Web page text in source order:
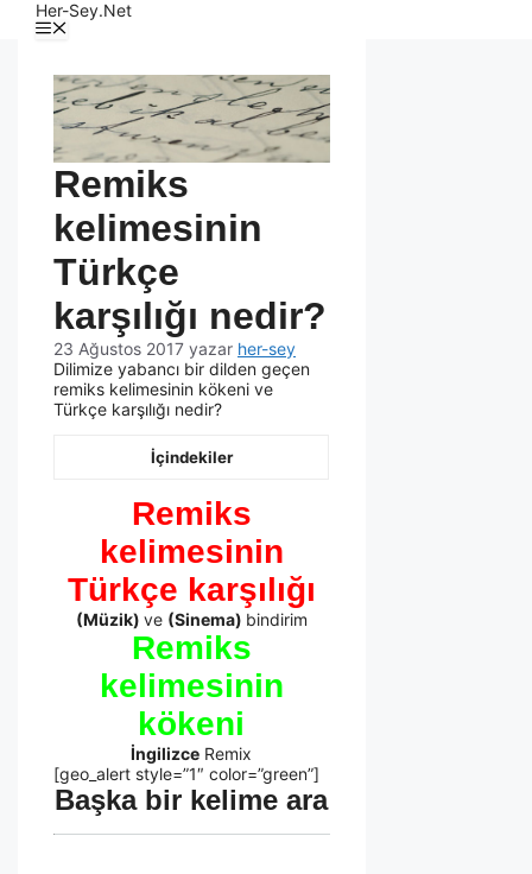
Her-Sey.Net
Remiks
kelimesinin
Türkçe
karşılığı nedir?
23 Ağustos 2017 yazar her-sey
Dilimize yabancı bir dilden geçen
remiks kelimesinin kökeni ve
Türkçe karşılığı nedir?
İçindekiler
Remiks
kelimesinin
Türkçe karşılığı
(Müzik) ve (Sinema) bindirim
Remiks
kelimesinin
kökeni
İngilizce Remix
[geo_alert style=”1″ color=”green”]
Başka bir kelime ara